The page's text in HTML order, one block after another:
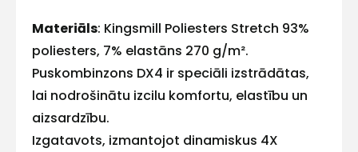
Materiāls: Kingsmill Poliesters Stretch 93%
poliesters, 7% elastāns 270 g/m².
Puskombinzons DX4 ir speciāli izstrādātas,
lai nodrošinātu izcilu komfortu, elastību un
aizsardzību.
Izgatavots, izmantojot dinamiskus 4X
E-pasts